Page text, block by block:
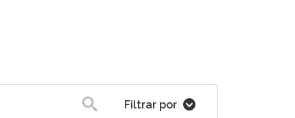
Pesquisa
Filtrar por